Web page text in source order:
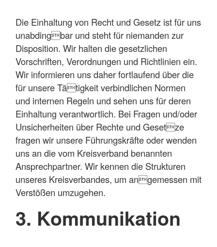
Die Einhaltung von Recht und Gesetz ist für uns
unabdingbar und steht für niemanden zur
Disposition. Wir halten die gesetzlichen
Vorschriften, Verordnungen und Richtlinien ein.
Wir informieren uns daher fortlaufend über die
für unsere Tätigkeit verbindlichen Normen
und internen Regeln und sehen uns für deren
Einhaltung verantwortlich. Bei Fragen und/oder
Unsicherheiten über Rechte und Gesetze
fragen wir unsere Führungskräfte oder wenden
uns an die vom Kreisverband benannten
Ansprechpartner. Wir kennen die Strukturen
unseres Kreisverbandes, um angemessen mit
Verstößen umzugehen.
3. Kommunikation